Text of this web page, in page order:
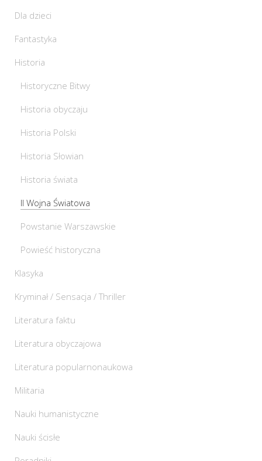
Dla dzieci
Fantastyka
Historia
Historyczne Bitwy
Historia obyczaju
Historia Polski
Historia Słowian
Historia świata
II Wojna Światowa
Powstanie Warszawskie
Powieść historyczna
Klasyka
Kryminał / Sensacja / Thriller
Literatura faktu
Literatura obyczajowa
Literatura popularnonaukowa
Militaria
Nauki humanistyczne
Nauki ścisłe